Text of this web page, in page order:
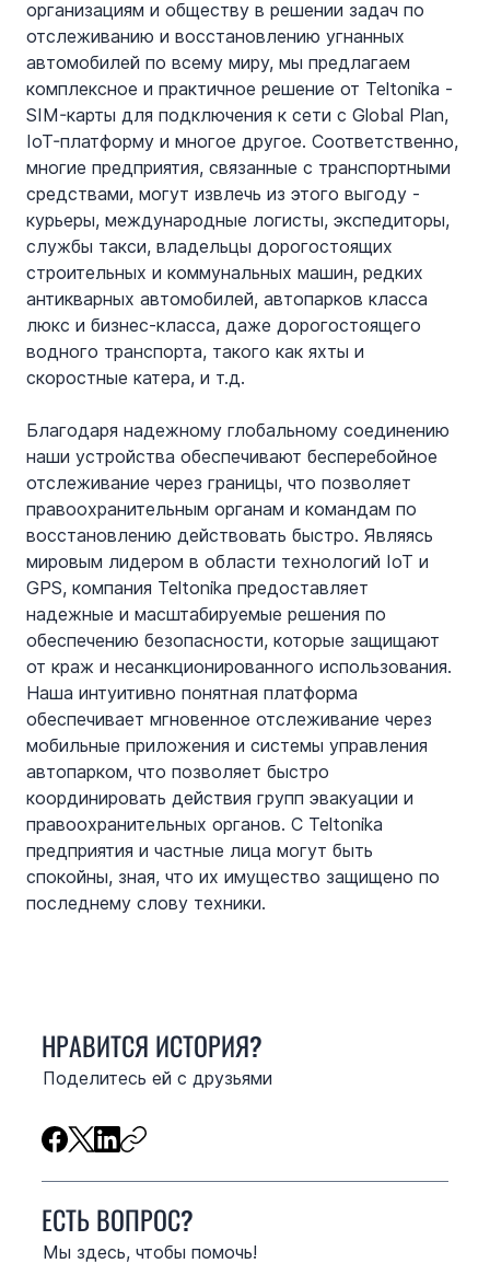
организациям и обществу в решении задач по
отслеживанию и восстановлению угнанных
автомобилей по всему миру, мы предлагаем
комплексное и практичное решение от Teltonika -
SIM-карты для подключения к сети с Global Plan,
IoT-платформу и многое другое. Соответственно,
многие предприятия, связанные с транспортными
средствами, могут извлечь из этого выгоду -
курьеры, международные логисты, экспедиторы,
службы такси, владельцы дорогостоящих
строительных и коммунальных машин, редких
антикварных автомобилей, автопарков класса
люкс и бизнес-класса, даже дорогостоящего
водного транспорта, такого как яхты и
скоростные катера, и т.д.
Благодаря надежному глобальному соединению
наши устройства обеспечивают бесперебойное
отслеживание через границы, что позволяет
правоохранительным органам и командам по
восстановлению действовать быстро. Являясь
мировым лидером в области технологий IoT и
GPS, компания Teltonika предоставляет
надежные и масштабируемые решения по
обеспечению безопасности, которые защищают
от краж и несанкционированного использования.
Наша интуитивно понятная платформа
обеспечивает мгновенное отслеживание через
мобильные приложения и системы управления
автопарком, что позволяет быстро
координировать действия групп эвакуации и
правоохранительных органов. С Teltonika
предприятия и частные лица могут быть
спокойны, зная, что их имущество защищено по
последнему слову техники.
НРАВИТСЯ ИСТОРИЯ?
Поделитесь ей с друзьями
ЕСТЬ ВОПРОС?
Мы здесь, чтобы помочь!